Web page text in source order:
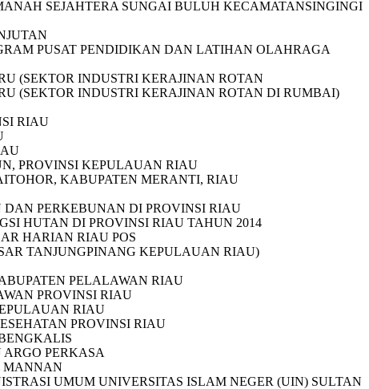
SEJAHTERA SUNGAI BULUH KECAMATANSINGINGI
PUSAT PENDIDIKAN DAN LATIHAN OLAHRAGA
(SEKTOR INDUSTRI KERAJINAN ROTAN
(SEKTOR INDUSTRI KERAJINAN ROTAN DI RUMBAI)
RIAU
PROVINSI KEPULAUAN RIAU
KABUPATEN MERANTI, RIAU
PERKEBUNAN DI PROVINSI RIAU
HUTAN DI PROVINSI RIAU TAHUN 2014
HARIAN RIAU POS
TANJUNGPINANG KEPULAUAN RIAU)
PELALAWAN RIAU
PROVINSI RIAU
RIAU
PROVINSI RIAU
PERKASA
MANNAN
UMUM UNIVERSITAS ISLAM NEGER (UIN) SULTAN